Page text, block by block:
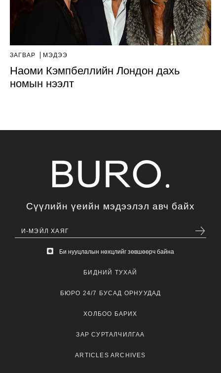
ЗАГВАР МЭДЭЭ
Наоми Кэмпбеллийн Лондон дахь
номын нээлт
Сүүлийн үеийн мэдээлэл авч байх
Би нууцлалын нөхцлийг зөвшөөрч байна
БИДНИЙ ТУХАЙ
БЮРО 24/7 БУСАД ОРНУУДАД
ХОЛБОО БАРИХ
ЗАР СУРТАЛЧИЛГАА
ARTICLES ARCHIVES